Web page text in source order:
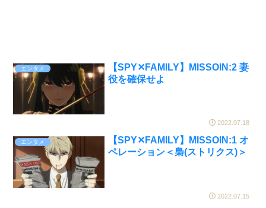
エンタメ
【SPY✕FAMILY】MISSOIN:2 妻
役を確保せよ
2022.07.18
エンタメ
【SPY✕FAMILY】MISSOIN:1 オ
ペレーション＜梟(ストリクス)＞
2022.07.15